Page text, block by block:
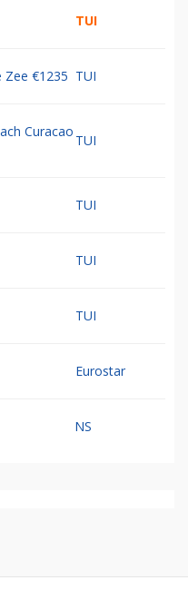
TUI
Zee €1235 TUI
Curacao
TUI
TUI
TUI
TUI
Eurostar
NS